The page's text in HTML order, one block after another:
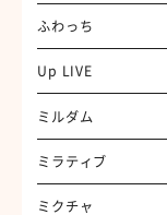
ふわっち
Up LIVE
ミルダム
ミラティブ
ミクチャ